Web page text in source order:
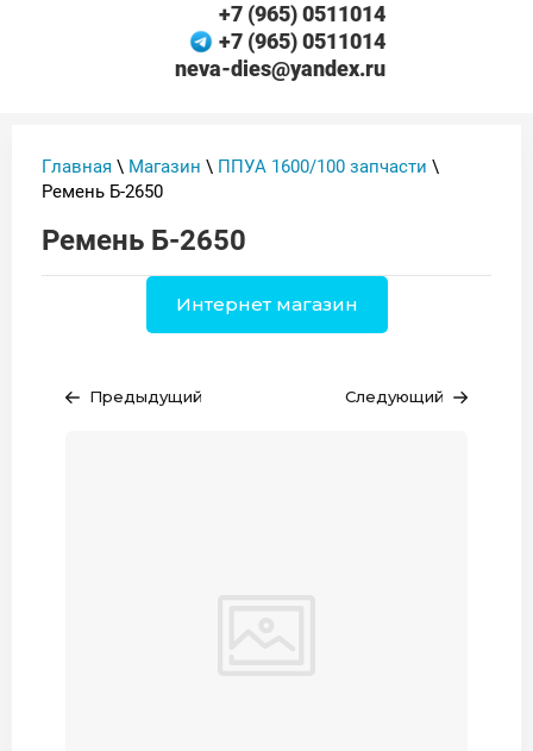
+7 (965) 0511014
+7 (965) 0511014
neva-dies@yandex.ru
Главная \ Магазин \ ППУА 1600/100 запчасти \
Ремень Б-2650
Ремень Б-2650
Интернет магазин
Предыдущий Следующий